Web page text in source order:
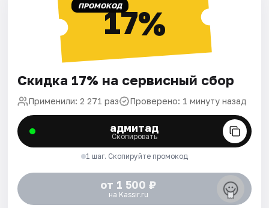
ПРОМОКОД17%
Скидка 17% на сервисный сбор
Применили: 2 271 раз Проверено: 1 минуту назад
адмитад
Скопировать
1 шаг. Скопируйте промокод
от 1 500 ₽
на Kassir.ru